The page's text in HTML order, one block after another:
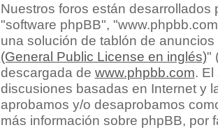
Nuestros foros están
"software phpBB",
una solución de tablón de
(General Public License en inglés)"
descargada de www.phpbb.com. El
discusiones basadas en Internet y
aprobamos y/o desaprobamos
más información sobre phpBB, por